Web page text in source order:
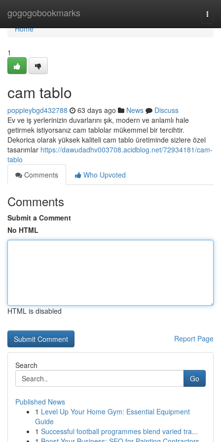
gogogobookmarks
Home
Home
1
cam tablo
poppieybgd432788 63 days ago News
Discuss
Ev ve iş yerlerinizin duvarlarını şık, modern ve anlamlı hale
getirmek istiyorsanız cam tablolar mükemmel bir tercihtir.
Dekorica olarak yüksek kaliteli cam tablo üretiminde sizlere özel
tasarımlar https://dawudadhv003708.acidblog.net/72934181/cam-
tablo
Comments
Who Upvoted
Comments
Submit a Comment
No HTML
HTML is disabled
Report Page
Search
Go
Published News
1 Level Up Your Home Gym: Essential Equipment
Guide
1 Successful football programmes blend varied tra...